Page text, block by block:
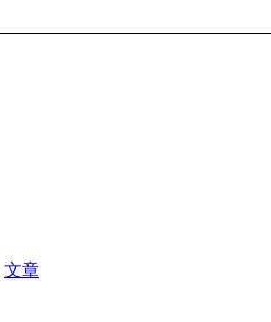
文章